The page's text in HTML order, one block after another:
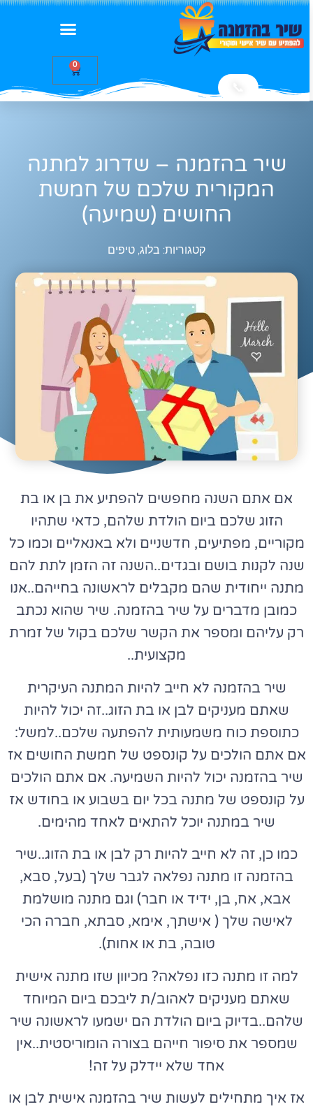
0
שיר בהזמנה – שדרוג למתנה
המקורית שלכם של חמשת
החושים (שמיעה)
קטגוריות: בלוג, טיפים
אם אתם השנה מחפשים להפתיע את בן או בת
הזוג שלכם ביום הולדת שלהם, כדאי שתהיו
מקוריים, מפתיעים, חדשניים ולא באנאליים וכמו כל
שנה לקנות בושם ובגדים..השנה זה הזמן לתת להם
מתנה ייחודית שהם מקבלים לראשונה בחייהם..אנו
כמובן מדברים על שיר בהזמנה. שיר שהוא נכתב
רק עליהם ומספר את הקשר שלכם בקול של זמרת
מקצועית..
שיר בהזמנה לא חייב להיות המתנה העיקרית
שאתם מעניקים לבן או בת הזוג..זה יכול להיות
כתוספת כוח משמעותית להפתעה שלכם..למשל:
אם אתם הולכים על קונספט של חמשת החושיםאז
שיר בהזמנה יכול להיות השמיעה. אם אתם הולכים
על קונספט של מתנה בכל יום בשבוע או בחודשאז
שיר במתנה יוכל להתאים לאחד מהימים.
כמו כן, זה לא חייב להיות רק לבן או בת הזוג..שיר
בהזמנה זו מתנה נפלאה לגבר שלך (בעל, סבא,
אבא, אח, בן, ידיד או חבר) וגם מתנה מושלמת
לאישה שלך ( אישתך, אימא, סבתא, חברה הכי
טובה, בת או אחות).
למה זו מתנה כזו נפלאה? מכיוון שזו מתנה אישית
שאתם מעניקים לאהוב/ת ליבכם ביום המיוחד
שלהם..בדיוק ביום הולדת הם ישמעו לראשונה שיר
שמספר את סיפור חייהם בצורה הומוריסטית..אין
אחד שלא יידלק על זה!
אז איך מתחילים לעשות שיר בהזמנה אישית לבן או